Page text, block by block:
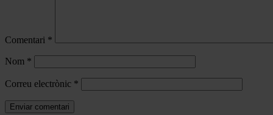
Comentari *
Nom *
Correu electrònic *